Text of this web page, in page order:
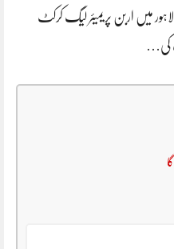
میں اربن پریمیئر لیگ کرکٹ
کی…